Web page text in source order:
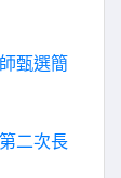
甄選簡
二次長